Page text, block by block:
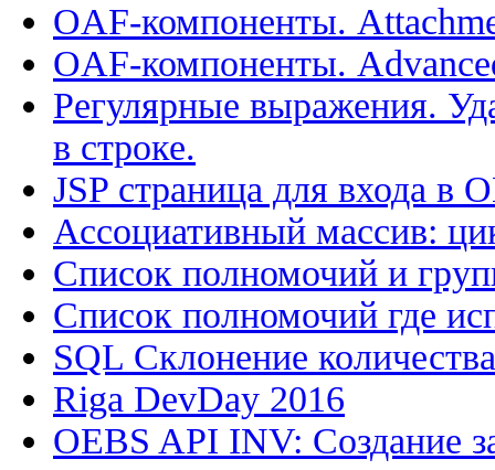
OAF-компоненты.
OAF-компоненты.
Регулярные выражения.
в строке.
JSP страница для входа в
Ассоциативный массив:
Список полномочий и
Список полномочий где
SQL Склонение
Riga DevDay 2016
OEBS API INV: Создание